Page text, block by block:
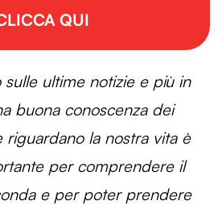
QUI
sulle ultime notizie e più in
buona conoscenza dei
la nostra vita è
per comprendere il
e per poter prendere